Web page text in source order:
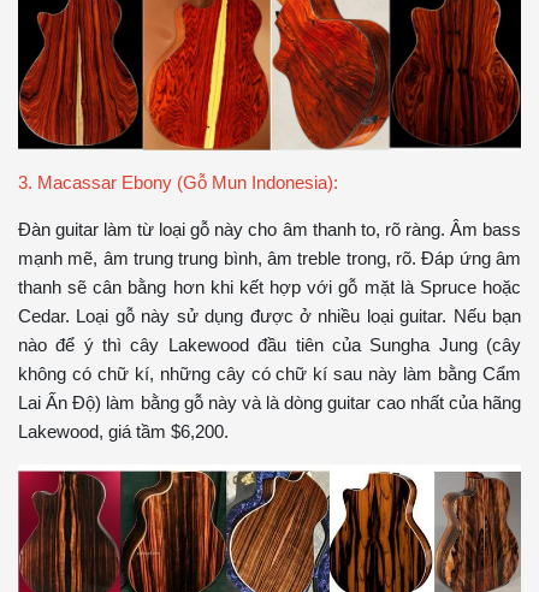
3. Macassar Ebony (Gỗ Mun Indonesia):
Đàn guitar làm từ loại gỗ này cho âm thanh to, rõ ràng. Âm bass
mạnh mẽ, âm trung trung bình, âm treble trong, rõ. Đáp ứng âm
thanh sẽ cân bằng hơn khi kết hợp với gỗ mặt là Spruce hoặc
Cedar. Loại gỗ này sử dụng được ở nhiều loại guitar. Nếu bạn
nào để ý thì cây Lakewood đầu tiên của Sungha Jung (cây
không có chữ kí, những cây có chữ kí sau này làm bằng Cẩm
Lai Ấn Độ) làm bằng gỗ này và là dòng guitar cao nhất của hãng
Lakewood, giá tầm $6,200.